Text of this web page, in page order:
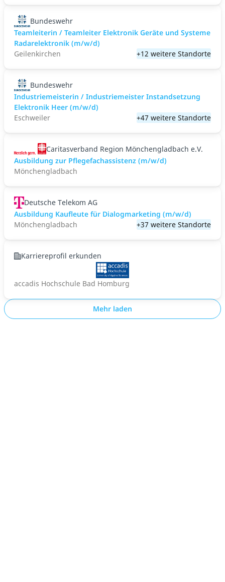
Bundeswehr
Teamleiterin / Teamleiter Elektronik Geräte und Systeme
Radarelektronik (m/w/d)
Geilenkirchen
+12 weitere Standorte
Bundeswehr
Industriemeisterin / Industriemeister Instandsetzung
Elektronik Heer (m/w/d)
Eschweiler
+47 weitere Standorte
Caritasverband Region Mönchengladbach e.V.
Ausbildung zur Pflegefachassistenz (m/w/d)
Mönchengladbach
Deutsche Telekom AG
Ausbildung Kaufleute für Dialogmarketing (m/w/d)
Mönchengladbach
+37 weitere Standorte
Karriereprofil erkunden
accadis Hochschule Bad Homburg
Mehr laden